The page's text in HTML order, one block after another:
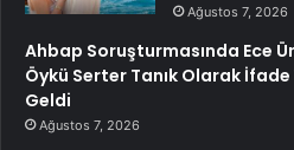
Ağustos 7, 2026
Ahbap Soruşturmasında Ece
Öykü Serter Tanık Olarak
Geldi
Ağustos 7, 2026